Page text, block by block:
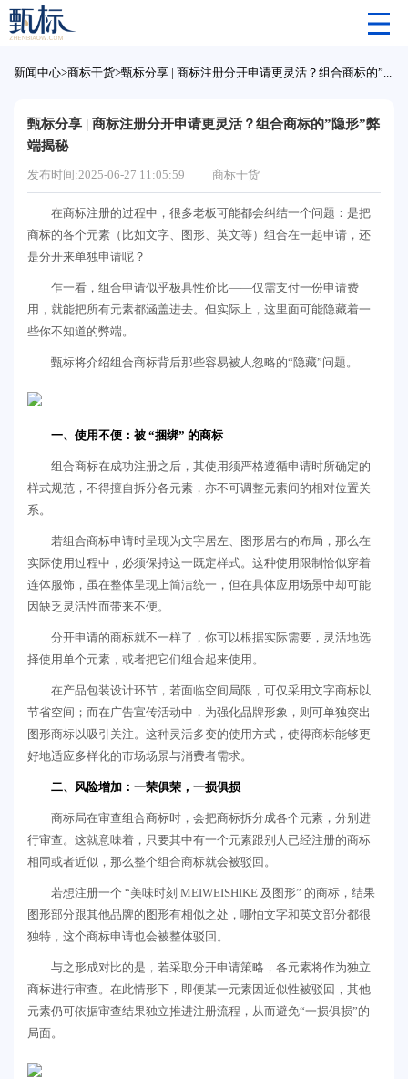
新闻中心>商标干货> 甄标分享 | 商标注册分开申请更灵活？组合商标的”隐形”弊端揭秘
甄标分享 | 商标注册分开申请更灵活？组合商标的”隐形”弊
端揭秘
发布时间:2025-06-27 11:05:59 商标干货
在商标注册的过程中，很多老板可能都会纠结一个问题：是把
商标的各个元素（比如文字、图形、英文等）组合在一起申请，还
是分开来单独申请呢？
乍一看，组合申请似乎极具性价比——仅需支付一份申请费
用，就能把所有元素都涵盖进去。但实际上，这里面可能隐藏着一
些你不知道的弊端。
甄标将介绍组合商标背后那些容易被人忽略的“隐藏”问题。
一、使用不便：被 “捆绑” 的商标
组合商标在成功注册之后，其使用须严格遵循申请时所确定的
样式规范，不得擅自拆分各元素，亦不可调整元素间的相对位置关
系。
若组合商标申请时呈现为文字居左、图形居右的布局，那么在
实际使用过程中，必须保持这一既定样式。这种使用限制恰似穿着
连体服饰，虽在整体呈现上简洁统一，但在具体应用场景中却可能
因缺乏灵活性而带来不便。
分开申请的商标就不一样了，你可以根据实际需要，灵活地选
择使用单个元素，或者把它们组合起来使用。
在产品包装设计环节，若面临空间局限，可仅采用文字商标以
节省空间；而在广告宣传活动中，为强化品牌形象，则可单独突出
图形商标以吸引关注。这种灵活多变的使用方式，使得商标能够更
好地适应多样化的市场场景与消费者需求。
二、风险增加：一荣俱荣，一损俱损
商标局在审查组合商标时，会把商标拆分成各个元素，分别进
行审查。这就意味着，只要其中有一个元素跟别人已经注册的商标
相同或者近似，那么整个组合商标就会被驳回。
若想注册一个 “美味时刻 MEIWEISHIKE 及图形” 的商标，结果
图形部分跟其他品牌的图形有相似之处，哪怕文字和英文部分都很
独特，这个商标申请也会被整体驳回。
与之形成对比的是，若采取分开申请策略，各元素将作为独立
商标进行审查。在此情形下，即便某一元素因近似性被驳回，其他
元素仍可依据审查结果独立推进注册流程，从而避免“一损俱损”的
局面。